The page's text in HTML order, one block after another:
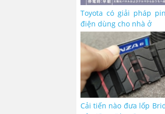
Toyota có giải pháp
điện dùng cho nhà ở
Cải tiến nào đưa lốp